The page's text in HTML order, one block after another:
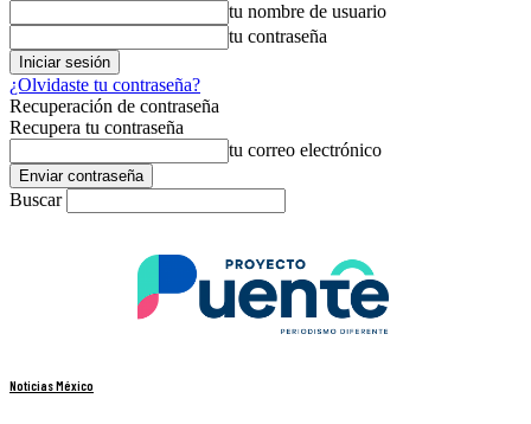
tu nombre de usuario
tu contraseña
¿Olvidaste tu contraseña?
Recuperación de contraseña
Recupera tu contraseña
tu correo electrónico
Buscar
Noticias México